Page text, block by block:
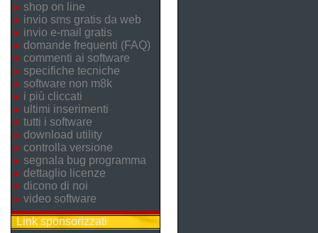
shop on line
invio sms gratis da web
invio e-mail gratis
domande frequenti (FAQ)
commenti ai software
specifiche tecniche
software non m8k
i più cliccati
ultimi inserimenti
tutti i software
download utility
controlla versione
segnala bug programma
dettaglio licenze
dicono di noi
video software
Link sponsorizzati